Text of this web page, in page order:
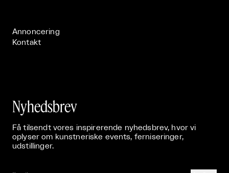
Annoncering
Kontakt
Nyhedsbrev
Få tilsendt vores inspirerende nyhedsbrev, hvor vi
oplyser om kunstneriske events, ferniseringer,
udstillinger.